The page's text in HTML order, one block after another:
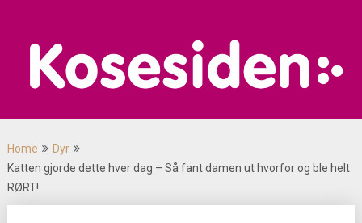
content
Home
Dyr
Katten gjorde dette hver dag – Så fant damen ut hvorfor og ble helt
RØRT!